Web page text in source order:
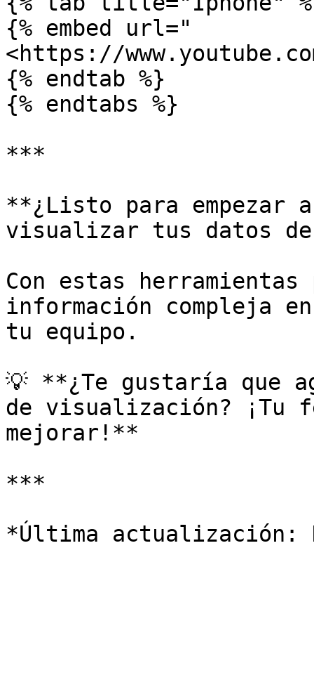
{% embed url="
<https://
{% endtab %}
{% endtabs %}
***
**¿Listo para empezar
visualizar tus datos de
Con estas
información compleja
tu equipo.
💡 **¿Te gustaría que
de visualización? ¡Tu
mejorar!**
***